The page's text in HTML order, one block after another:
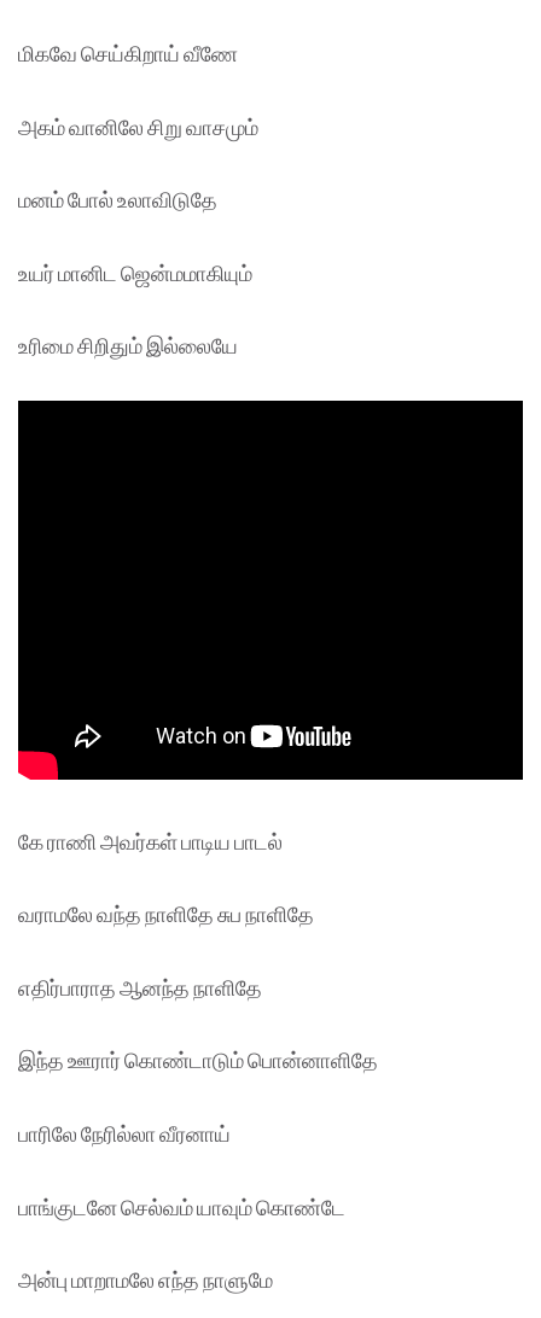
மிகவே செய்கிறாய் வீணே
அகம் வானிலே சிறு வாசமும்
மனம் போல் உலாவிடுதே
உயர் மானிட ஜென்மமாகியும்
உரிமை சிறிதும் இல்லையே
கே ராணி அவர்கள் பாடிய பாடல்
வராமலே வந்த நாளிதே சுப நாளிதே
எதிர்பாராத ஆனந்த நாளிதே
இந்த ஊரார் கொண்டாடும் பொன்னாளிதே
பாரிலே நேரில்லா வீரனாய்
பாங்குடனே செல்வம் யாவும் கொண்டே
அன்பு மாறாமலே எந்த நாளுமே